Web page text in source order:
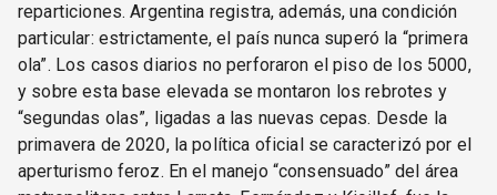
reparticiones. Argentina registra, además, una condición
particular: estrictamente, el país nunca superó la “primera
ola”. Los casos diarios no perforaron el piso de los 5000,
y sobre esta base elevada se montaron los rebrotes y
“segundas olas”, ligadas a las nuevas cepas. Desde la
primavera de 2020, la política oficial se caracterizó por el
aperturismo feroz. En el manejo “consensuado” del área